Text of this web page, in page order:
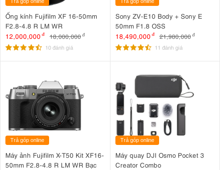
Ống kính Fujifilm XF 16-50mm
F2.8-4.8 R LM WR
12,000,000 đ 18,000,000đ
10 đánh giá
Sony ZV-E10 Body + Sony E
50mm F1.8 OSS
18,490,000 đ 21,980,000 đ
11 đánh giá
Trả góp online
Máy ảnh Fujifilm X-T50 Kit XF16-
50mm F2.8-4.8 R LM WR Bạc
Trả góp online
Máy quay DJI Osmo Pocket 3
Creator Combo